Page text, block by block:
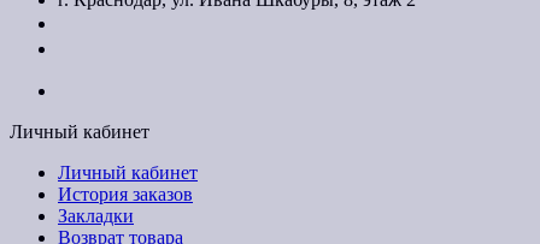
Личный кабинет
Личный кабинет
История заказов
Закладки
Возврат товара